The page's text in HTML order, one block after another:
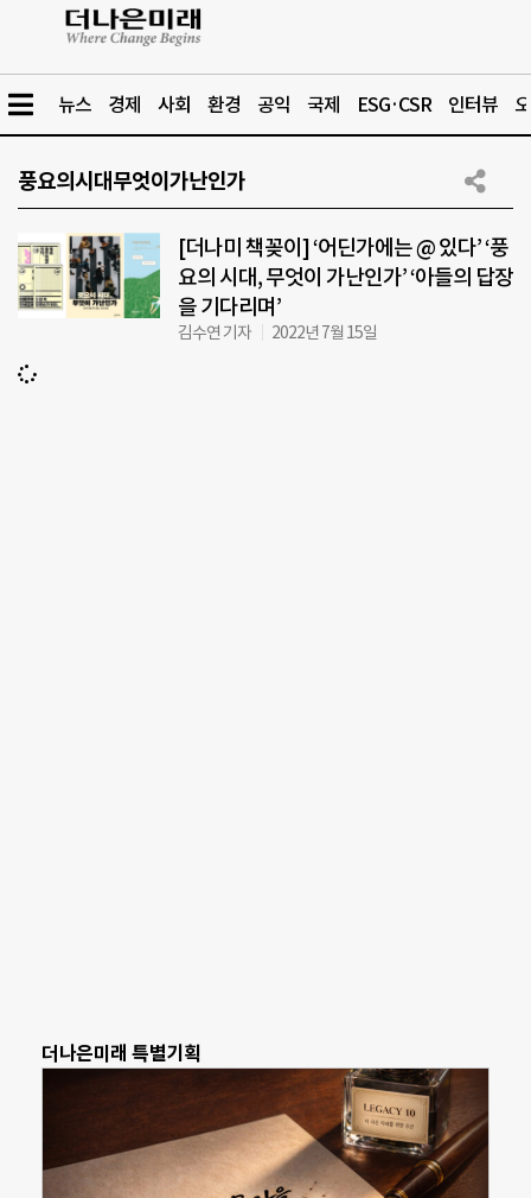
뉴스 경제 사회 환경 공익 국제 ESG·CSR 인터뷰
풍요의시대무엇이가난인가
[더나미 책꽂이] ‘어딘가에는 @ 있다’ ‘풍
요의 시대, 무엇이 가난인가’ ‘아들의 답장
을 기다리며’
김수연 기자 2022년 7월 15일
더나은미래 특별기획